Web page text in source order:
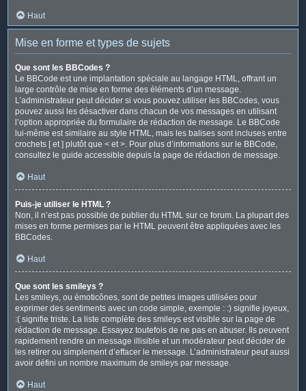
Haut
Mise en forme et types de sujets
Que sont les BBCodes ?
Le BBCode est une implantation spéciale au langage HTML, offrant un
large contrôle de mise en forme des éléments d’un message.
L’administrateur peut décider si vous pouvez utiliser les BBCodes, vous
pouvez aussi les désactiver dans chacun de vos messages en utilisant
l’option appropriée du formulaire de rédaction de message. Le BBCode
lui-même est similaire au style HTML, mais les balises sont incluses entre
crochets [ et ] plutôt que < et >. Pour plus d’informations sur le BBCode,
consultez le guide accessible depuis la page de rédaction de message.
Haut
Puis-je utiliser le HTML ?
Non, il n’est pas possible de publier du HTML sur ce forum. La plupart des
mises en forme permises par le HTML peuvent être appliquées avec les
BBCodes.
Haut
Que sont les smileys ?
Les smileys, ou émoticônes, sont de petites images utilisées pour
exprimer des sentiments avec un code simple, exemple : :) signifie joyeux,
:( signifie triste. La liste complète des smileys est visible sur la page de
rédaction de message. Essayez toutefois de ne pas en abuser. Ils peuvent
rapidement rendre un message illisible et un modérateur peut décider de
les retirer ou simplement d’effacer le message. L’administrateur peut aussi
avoir défini un nombre maximum de smileys par message.
Haut